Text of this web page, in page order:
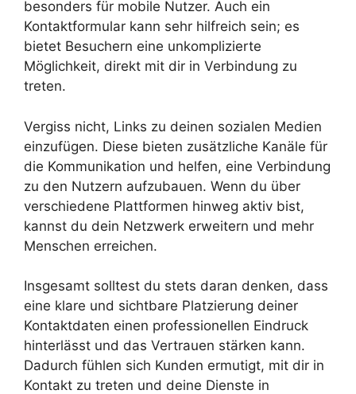
besonders für mobile Nutzer. Auch ein
Kontaktformular kann sehr hilfreich sein; es
bietet Besuchern eine unkomplizierte
Möglichkeit, direkt mit dir in Verbindung zu
treten.
Vergiss nicht, Links zu deinen sozialen Medien
einzufügen. Diese bieten zusätzliche Kanäle für
die Kommunikation und helfen, eine Verbindung
zu den Nutzern aufzubauen. Wenn du über
verschiedene Plattformen hinweg aktiv bist,
kannst du dein Netzwerk erweitern und mehr
Menschen erreichen.
Insgesamt solltest du stets daran denken, dass
eine klare und sichtbare Platzierung deiner
Kontaktdaten einen professionellen Eindruck
hinterlässt und das Vertrauen stärken kann.
Dadurch fühlen sich Kunden ermutigt, mit dir in
Kontakt zu treten und deine Dienste in